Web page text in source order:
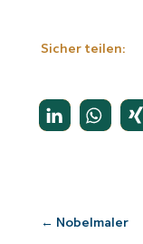
Sicher teilen:
← Nobelmaler